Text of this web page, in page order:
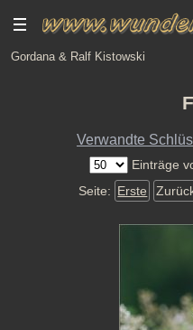
Gordana & Ralf Kistowski
Verwandte
Einträge
Seite: Erste